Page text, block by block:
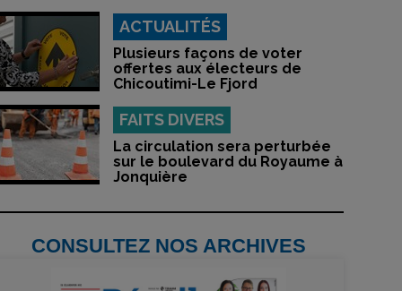
ACTUALITÉS
Plusieurs façons de voter
offertes aux électeurs de
Chicoutimi-Le Fjord
FAITS DIVERS
La circulation sera perturbée
sur le boulevard du Royaume à
Jonquière
CONSULTEZ NOS ARCHIVES